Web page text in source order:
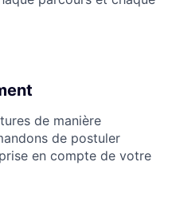
de manière
de postuler
en compte de votre